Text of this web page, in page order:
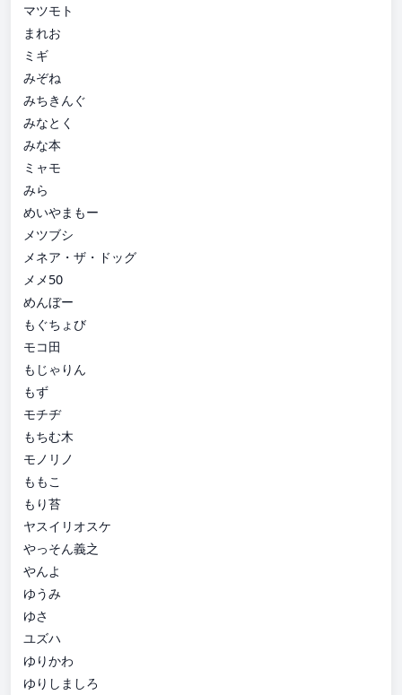
マツモト
まれお
ミギ
みぞね
みちきんぐ
みなとく
みな本
ミャモ
みら
めいやまもー
メツブシ
メネア・ザ・ドッグ
メメ50
めんぼー
もぐちょび
モコ田
もじゃりん
もず
モチヂ
もちむ木
モノリノ
ももこ
もり苔
ヤスイリオスケ
やっそん義之
やんよ
ゆうみ
ゆさ
ユズハ
ゆりかわ
ゆりしましろ